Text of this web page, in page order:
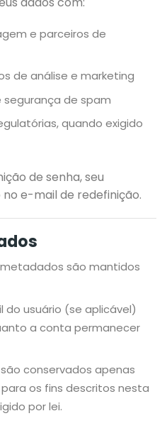
e parceiros de
de análise e marketing
de spam
quando exigido
de senha, seu
e-mail de redefinição.
são mantidos
do usuário (se aplicável)
a conta permanecer
conservados apenas
os fins descritos nesta
por lei.